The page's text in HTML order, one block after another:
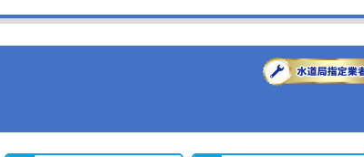
出張・見積もり無料
バイ
●累計実績
年間25万件、累計500万